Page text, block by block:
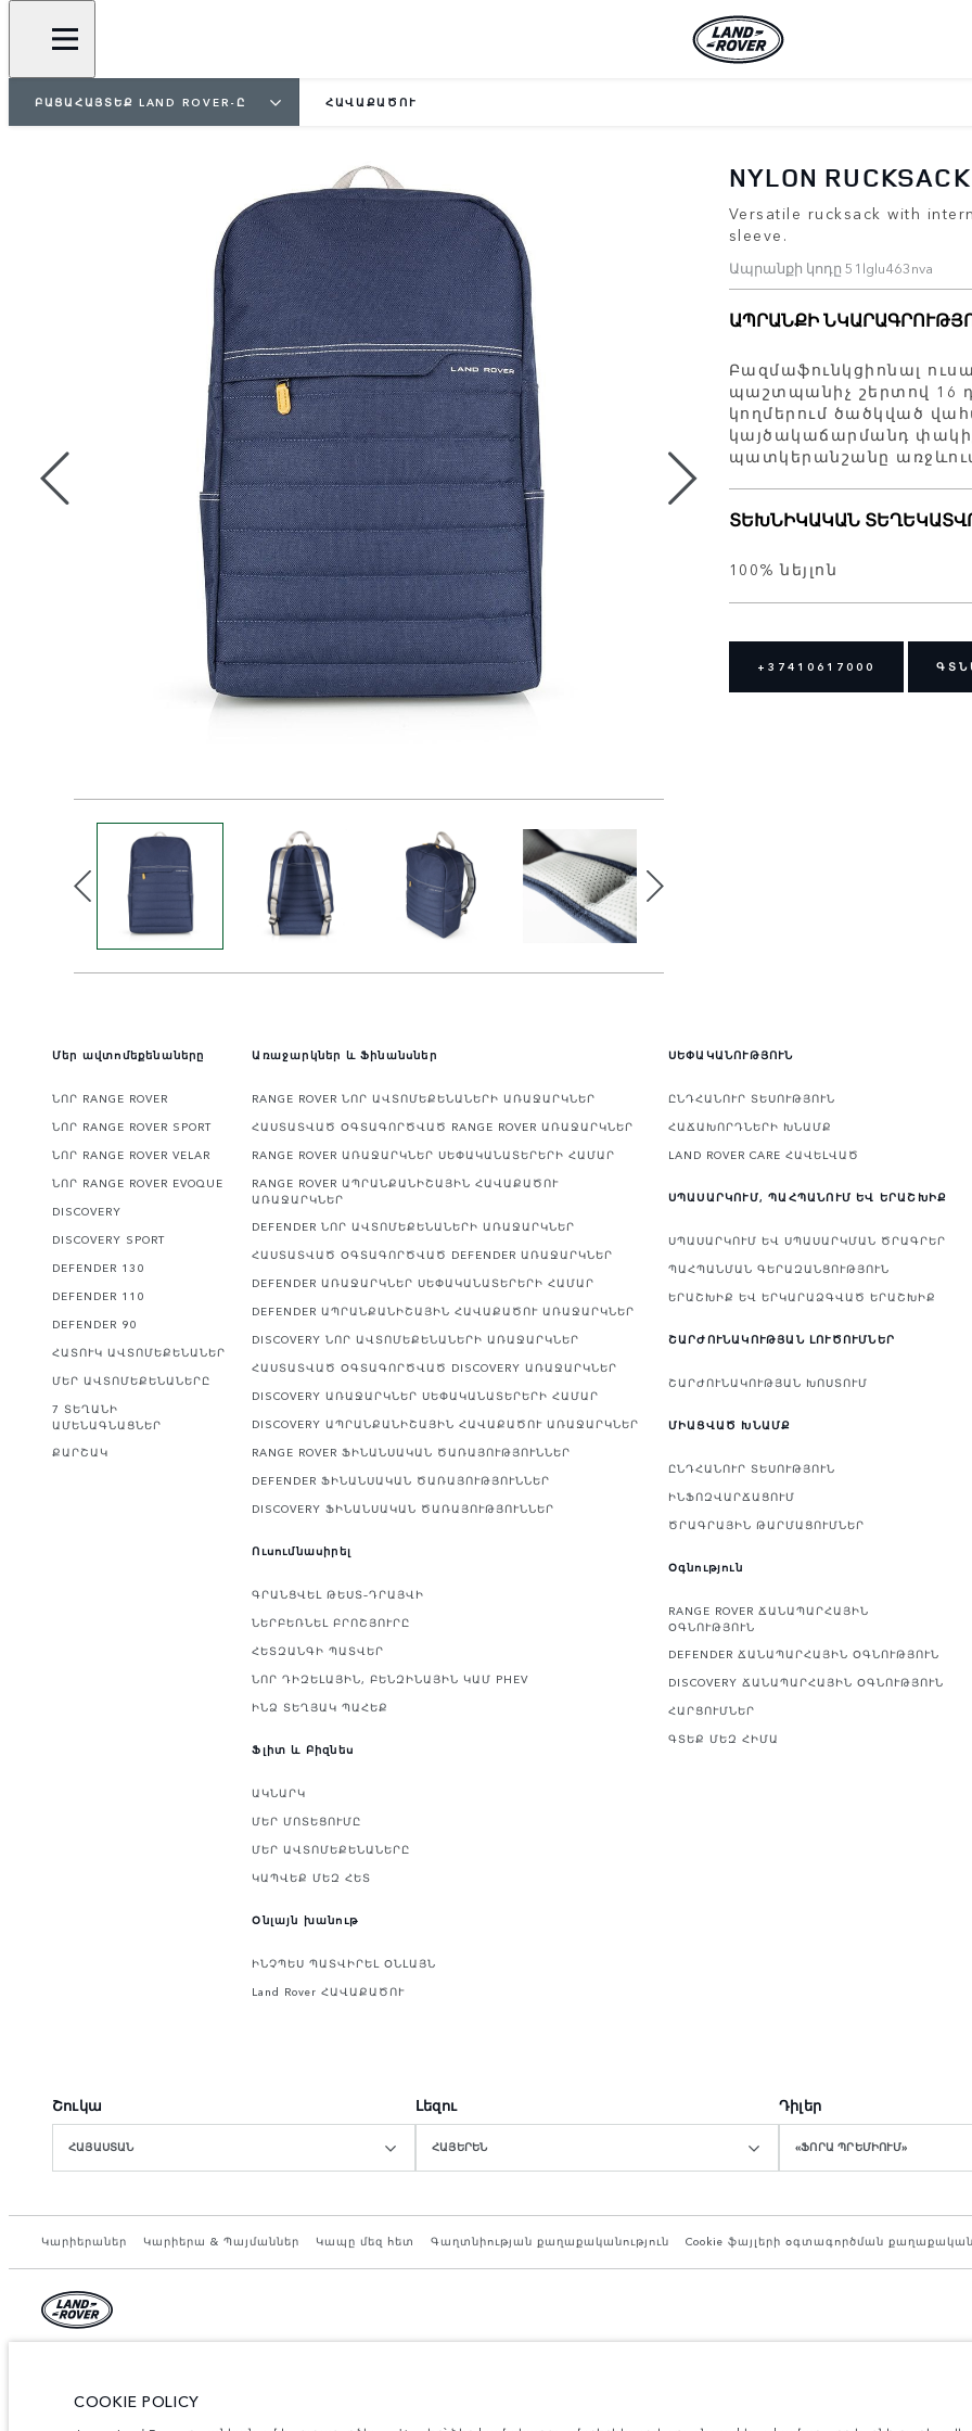
ԲԱՑԱՀԱՅՏԵՔ LAND ROVER-Ը ՀԱՎԱՔԱԾՈՒ
NYLON RUCKSACK
Versatile rucksack with
sleeve.
Ապրանքի կոդը 51lglu463nva
ԱՊՐԱՆՔԻ
Բազմաֆունկցիոնալ
պաշտպանիչ շերտով 16
կողմերում ծածկված
կայծակաճարմանդ
պատկերանշանը
ՏԵԽՆԻԿԱԿԱՆ
100% նեյլոն
+37410617000
Մեր ավտոմեքենաները
ՆՈՐ RANGE ROVER
ՆՈՐ RANGE ROVER SPORT
ՆՈՐ RANGE ROVER VELAR
ՆՈՐ RANGE ROVER EVOQUE
DISCOVERY
DISCOVERY SPORT
DEFENDER 130
DEFENDER 110
DEFENDER 90
ՀԱՏՈՒԿ ԱՎՏՈՄԵՔԵՆԱՆԵՐ
ՄԵՐ ԱՎՏՈՄԵՔԵՆԱՆԵՐԸ
7 ՏԵՂԱՆԻ
ԱՄԵՆԱԳՆԱՑՆԵՐ
ՔԱՐՇԱԿ
Առաջարկներ և Ֆինանսներ
RANGE ROVER ՆՈՐ ԱՎՏՈՄԵՔԵՆԱՆԵՐԻ ԱՌԱՋԱՐԿՆԵՐ
ՀԱՍՏԱՏՎԱԾ ՕԳՏԱԳՈՐԾՎԱԾ RANGE ROVER ԱՌԱՋԱՐԿՆԵՐ
RANGE ROVER ԱՌԱՋԱՐԿՆԵՐ ՍԵՓԱԿԱՆԱՏԵՐԵՐԻ ՀԱՄԱՐ
RANGE ROVER ԱՊՐԱՆՔԱՆԻՇԱՅԻՆ ՀԱՎԱՔԱԾՈՒ
ԱՌԱՋԱՐԿՆԵՐ
DEFENDER ՆՈՐ ԱՎՏՈՄԵՔԵՆԱՆԵՐԻ ԱՌԱՋԱՐԿՆԵՐ
ՀԱՍՏԱՏՎԱԾ ՕԳՏԱԳՈՐԾՎԱԾ DEFENDER ԱՌԱՋԱՐԿՆԵՐ
DEFENDER ԱՌԱՋԱՐԿՆԵՐ ՍԵՓԱԿԱՆԱՏԵՐԵՐԻ ՀԱՄԱՐ
DEFENDER ԱՊՐԱՆՔԱՆԻՇԱՅԻՆ ՀԱՎԱՔԱԾՈՒ ԱՌԱՋԱՐԿՆԵՐ
DISCOVERY ՆՈՐ ԱՎՏՈՄԵՔԵՆԱՆԵՐԻ ԱՌԱՋԱՐԿՆԵՐ
ՀԱՍՏԱՏՎԱԾ ՕԳՏԱԳՈՐԾՎԱԾ DISCOVERY ԱՌԱՋԱՐԿՆԵՐ
DISCOVERY ԱՌԱՋԱՐԿՆԵՐ ՍԵՓԱԿԱՆԱՏԵՐԵՐԻ ՀԱՄԱՐ
DISCOVERY ԱՊՐԱՆՔԱՆԻՇԱՅԻՆ ՀԱՎԱՔԱԾՈՒ ԱՌԱՋԱՐԿՆԵՐ
RANGE ROVER ՖԻՆԱՆՍԱԿԱՆ ԾԱՌԱՅՈՒԹՅՈՒՆՆԵՐ
DEFENDER ՖԻՆԱՆՍԱԿԱՆ ԾԱՌԱՅՈՒԹՅՈՒՆՆԵՐ
DISCOVERY ՖԻՆԱՆՍԱԿԱՆ ԾԱՌԱՅՈՒԹՅՈՒՆՆԵՐ
Ուսումնասիրել
ԳՐԱՆՑՎԵԼ ԹԵՍՏ–ԴՐԱՅՎԻ
ՆԵՐԲԵՌՆԵԼ ԲՐՈՇՅՈՒՐԸ
ՀԵՏԶԱՆԳԻ ՊԱՏՎԵՐ
ՆՈՐ ԴԻԶԵԼԱՅԻՆ, ԲԵՆԶԻՆԱՅԻՆ ԿԱՄ PHEV
ԻՆՁ ՏԵՂՅԱԿ ՊԱՀԵՔ
Ֆլիտ և Բիզնես
ԱԿՆԱՐԿ
ՄԵՐ ՄՈՏԵՑՈՒՄԸ
ՄԵՐ ԱՎՏՈՄԵՔԵՆԱՆԵՐԸ
ԿԱՊՎԵՔ ՄԵԶ ՀԵՏ
Օնլայն խանութ
ԻՆՉՊԵՍ ՊԱՏՎԻՐԵԼ ՕՆԼԱՅՆ
Land Rover ՀԱՎԱՔԱԾՈՒ
ՍԵՓԱԿԱՆՈՒԹՅՈՒՆ
ԸՆԴՀԱՆՈՒՐ ՏԵՍՈՒԹՅՈՒՆ
ՀԱՃԱԽՈՐԴՆԵՐԻ ԽՆԱՄՔ
LAND ROVER CARE ՀԱՎԵԼՎԱԾ
ՍՊԱՍԱՐԿՈՒՄ, ՊԱՀՊԱՆՈՒՄ ԵՎ ԵՐԱՇԽԻՔ
ՍՊԱՍԱՐԿՈՒՄ ԵՎ ՍՊԱՍԱՐԿՄԱՆ ԾՐԱԳՐԵՐ
ՊԱՀՊԱՆՄԱՆ ԳԵՐԱԶԱՆՑՈՒԹՅՈՒՆ
ԵՐԱՇԽԻՔ ԵՎ ԵՐԿԱՐԱՁԳՎԱԾ ԵՐԱՇԽԻՔ
ՇԱՐԺՈՒՆԱԿՈՒԹՅԱՆ ԼՈՒԾՈՒՄՆԵՐ
ՇԱՐԺՈՒՆԱԿՈՒԹՅԱՆ ԽՈՍՏՈՒՄ
ՄԻԱՑՎԱԾ ԽՆԱՄՔ
ԸՆԴՀԱՆՈՒՐ ՏԵՍՈՒԹՅՈՒՆ
ԻՆՖՈԶՎԱՐՃԱՑՈՒՄ
ԾՐԱԳՐԱՅԻՆ ԹԱՐՄԱՑՈՒՄՆԵՐ
Օգնություն
RANGE ROVER ՃԱՆԱՊԱՐՀԱՅԻՆ
ՕԳՆՈՒԹՅՈՒՆ
DEFENDER ՃԱՆԱՊԱՐՀԱՅԻՆ ՕԳՆՈՒԹՅՈՒՆ
DISCOVERY ՃԱՆԱՊԱՐՀԱՅԻՆ ՕԳՆՈՒԹՅՈՒՆ
ՀԱՐՑՈՒՄՆԵՐ
ԳՏԵՔ ՄԵԶ ՀԻՄԱ
Շուկա
ՀԱՅԱՍՏԱՆ
Լեզու
ՀԱՅԵՐԵՆ
Դիլեր
«ՖՈՐԱ ՊՐԵՄԻՈՒՄ»
Կարիերաներ Կարիերա & Պայմաններ Կապը մեզ հետ Գաղտնիության քաղաքականություն Cookie ֆայլերի օգտագործման
COOKIE POLICY